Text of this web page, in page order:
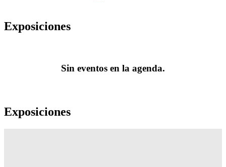
Exposiciones
Sin eventos en la agenda.
Exposiciones